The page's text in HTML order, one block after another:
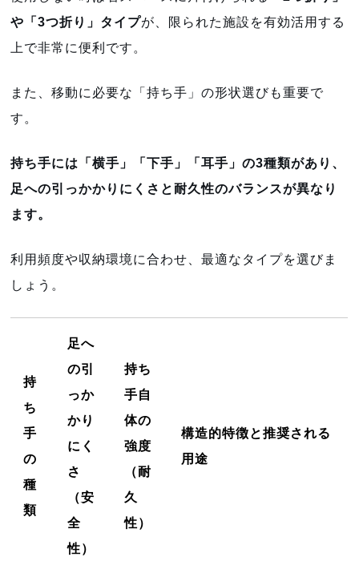
や「3つ折り」タイプが、限られた施設を有効活用する
上で非常に便利です。
また、移動に必要な「持ち手」の形状選びも重要で
す。
持ち手には「横手」「下手」「耳手」の3種類があり、
足への引っかかりにくさと耐久性のバランスが異なり
ます。
利用頻度や収納環境に合わせ、最適なタイプを選びま
しょう。
持
ち
手
の
種
類
足へ
の引
っか
かり
にく
さ
（安
全
性）
持ち
手自
体の
強度
（耐
久
性）
構造的特徴と推奨される
用途